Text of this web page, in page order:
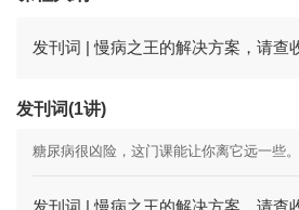
发刊词 | 慢病之王的解决方案，请查
发刊词(1讲)
糖尿病很凶险，这门课能让你离它远一些。
发刊词 | 慢病之王的解决方案，请查